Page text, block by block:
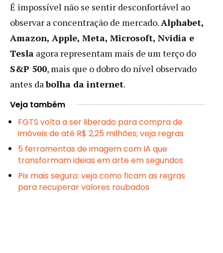
É impossível não se sentir desconfortável ao
observar a concentração de mercado.Alphabet,
Amazon, Apple, Meta, Microsoft, Nvidia e
Tesla agora representam mais de um terço do
S&P 500, mais que o dobro do nível observado
antes dabolha da internet.
Veja também
FGTS volta a ser liberado para compra de
imóveis de até R$ 2,25 milhões; veja regras
5 ferramentas de imagem com IA que
transformam ideias em arte em segundos
Pix mais seguro: veja como ficam as regras
para recuperar valores roubados